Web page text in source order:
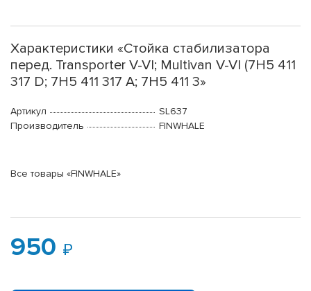
Характеристики «Стойка стабилизатора
перед. Transporter V-VI; Multivan V-VI (7H5 411
317 D; 7H5 411 317 A; 7H5 411 3»
Артикул
SL637
Производитель
FINWHALE
Все товары «FINWHALE»
950